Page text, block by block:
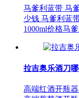
马爹利蓝带 马
少钱 马爹利蓝
1000ml价格马
拉吉奥乐酒刀
高端红酒开瓶